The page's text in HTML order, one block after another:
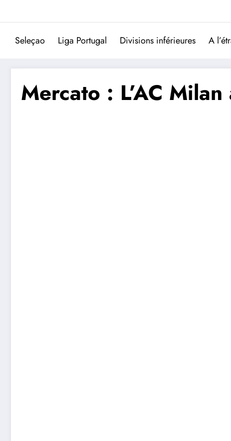
Seleçao Liga Portugal Divisions inférieures A
Mercato : L’AC